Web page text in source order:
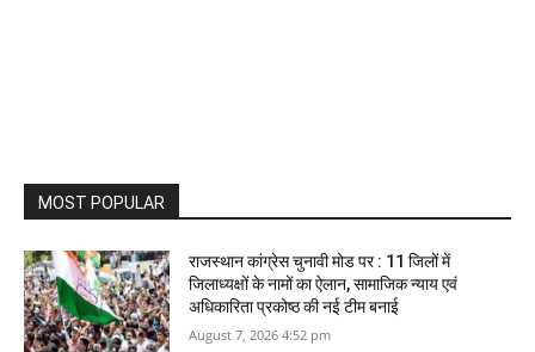
MOST POPULAR
राजस्‍थान कांग्रेस चुनावी मोड पर : 11 जिलों में
जिलाध्‍यक्षों के नामों का ऐलान, सामाजिक न्‍याय एवं
अधिकारिता प्रकोष्‍ठ की नई टीम बनाई
August 7, 2026 4:52 pm